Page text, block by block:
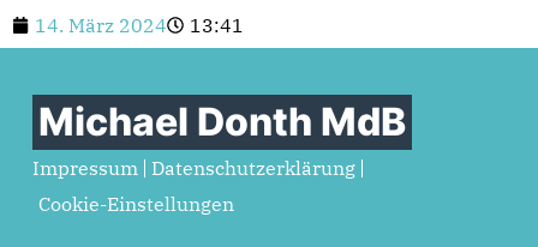
14. März 2024
13:41
Michael Donth MdB
Impressum
Datenschutzerklärung
Cookie-Einstellungen